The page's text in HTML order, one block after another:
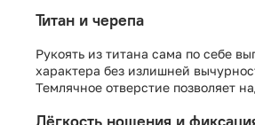
Титан и черепа
Рукоять из титана сама по себе
характера без излишней
Темлячное отверстие позволяет
Лёгкость ношения и